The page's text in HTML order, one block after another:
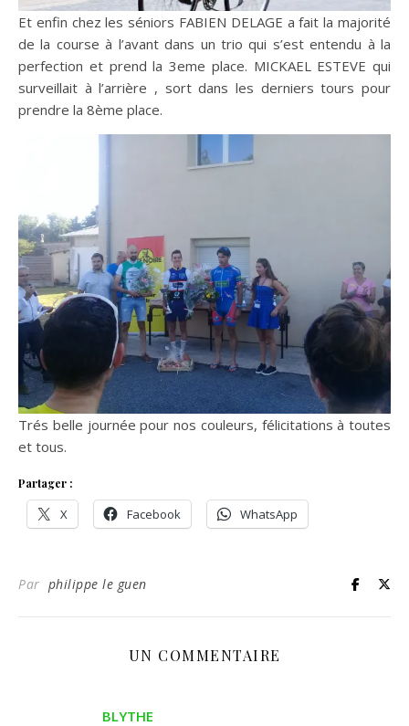
Et enfin chez les séniors FABIEN DELAGE a fait la majorité
de la course à l’avant dans un trio qui s’est entendu à la
perfection et prend la 3eme place. MICKAEL ESTEVE qui
surveillait à l’arrière , sort dans les derniers tours pour
prendre la 8ème place.
Trés belle journée pour nos couleurs, félicitations à toutes
et tous.
Partager :
X Facebook WhatsApp
Par philippe le guen
UN COMMENTAIRE
BLYTHE